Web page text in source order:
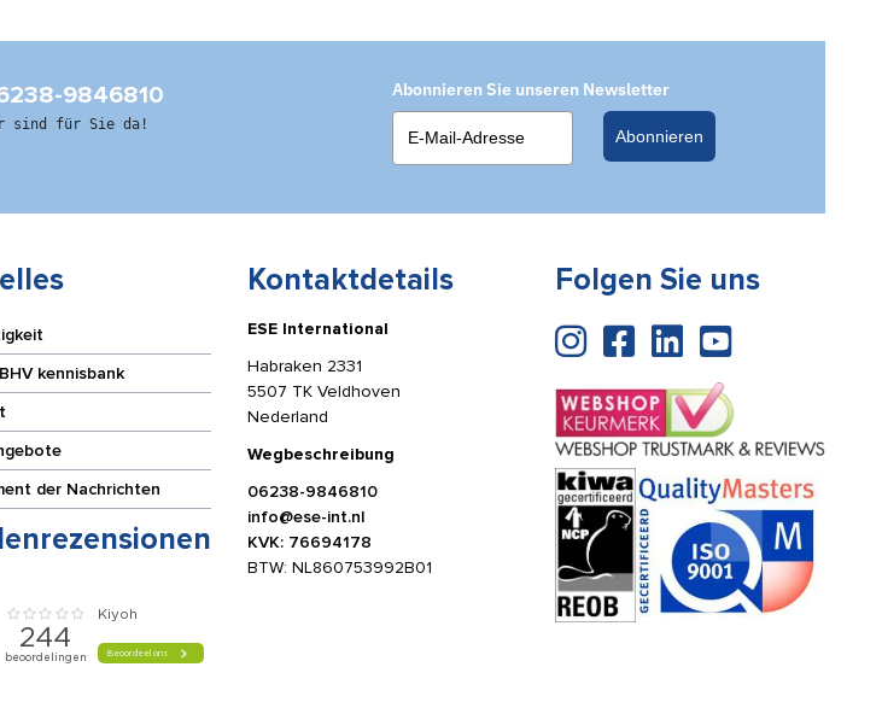
9846810
sind für Sie da!
Abonnieren Sie unseren Newsletter
Abonnieren
kennisbank
der Nachrichten
Kontaktdetails
ESE International
Habraken 2331
5507 TK Veldhoven
Nederland
Wegbeschreibung
06238-9846810
info@ese-int.nl
KVK: 76694178
BTW: NL860753992B01
Folgen Sie uns